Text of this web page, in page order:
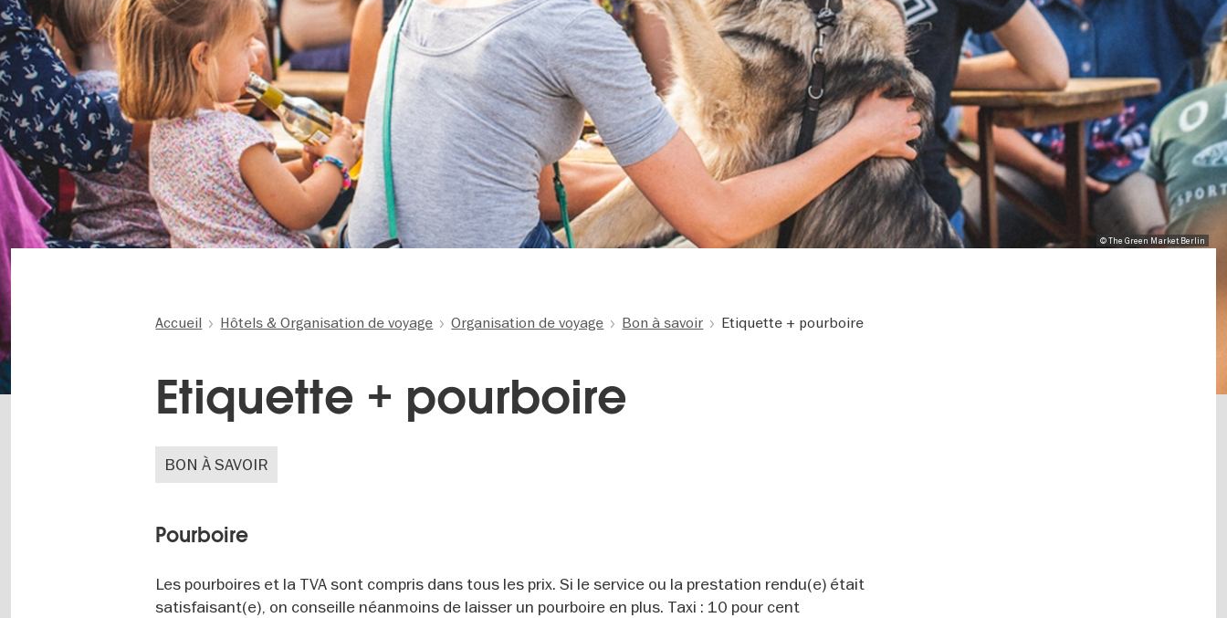
© The Green Market Berlin
Accueil Hôtels & Organisation de voyage Organisation de voyage Bon à savoir Etiquette + pourboire
Etiquette + pourboire
BON À SAVOIR
Pourboire
Les pourboires et la TVA sont compris dans tous les prix. Si le service ou la prestation rendu(e) était
satisfaisant(e), on conseille néanmoins de laisser un pourboire en plus. Taxi : 10 pour cent